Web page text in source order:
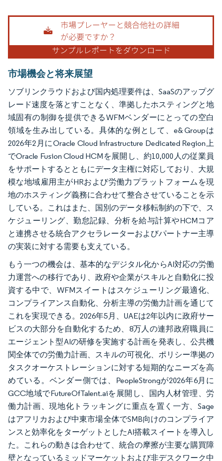
画像 © Mordor Intelligence。再利用にはCC BY 4.0の表示が必要です。
市場機会と将来展望
ソブリンクラウドおよび国内処理要件は、SaaSのアップグ
レード速度を落とすことなく、準拠したホスティングと地
域固有の制御を提供できるWFMベンダーにとっての空白
領域を生み出している。具体的な例として、e& Groupは
2026年2月にOracle Cloud Infrastructure Dedicated Region上
でOracle Fusion Cloud HCMを展開し、約10,000人の従業員
をサポートするとともにデータ主権に対応しており、大規
模な地域雇用主がHRおよび労働力プラットフォームを現
地のホスティング義務に合わせて整合させていることを示
している。これはまた、国別のデータ移転制約の下で、ス
ケジューリング、勤怠記録、分析を給与計算やHCMコア
と連携させる統合アクセラレーターおよびパートナー主導
の実装に対する需要も支えている。
もう一つの機会は、基本的なデジタル化からAI対応の労働
力運営への移行であり、政府や企業がスキルと自動化に投
資する中で、WFMスイートはスケジューリング最適化、
コンプライアンス自動化、分析主導の労働力計画を通じて
これを実現できる。2026年5月、UAEは2年以内に政府サー
ビスの大部分を自動化するため、8万人の連邦政府職員に
エージェント型AIの研修を実施する計画を発表し、公共機
関全体での労働力計画、スキルの可視化、ポリシー準拠の
タスクオーケストレーションに対する短期的なニーズを高
めている。ベンダー側では、PeopleStrongが2026年6月に
GCC地域でFutureOfTalent.aiを展開し、国内人材管理、労
働力計画、現地化トラッキングに重点を置く一方、Sage
はアフリカおよび中東市場全体でSMB向けのコンプライア
ンスと効率化をターゲットとしたAI搭載スイートを導入し
た。これらの動きは合わせて、統合の摩擦が主要な購買障
壁となっているミッドマーケットおよび非デスクワーク中